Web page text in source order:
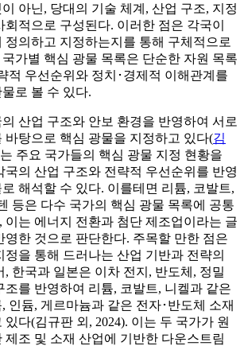
아닌, 당대의 기술 체계, 산업 구조, 지정
적으로 구성된다. 이러한 점은 각국이
정의하고 지정하는지를 통해 구체적으로
가별 핵심 광물 목록은 단순한 자원 목록
적 우선순위와 정치･경제적 이해관계를
로 볼 수 있다.
산업 구조와 안보 환경을 반영하여 서로
바탕으로 핵심 광물을 지정하고 있다(김
는 주요 국가들의 핵심 광물 지정 현황을
국의 산업 구조와 전략적 우선순위를 반영
해석할 수 있다. 이를테면 리튬, 코발트,
등은 다수 국가의 핵심 광물 목록에 공통
이는 에너지 전환과 첨단 제조업이라는 글
영한 것으로 판단한다. 주목할 만한 점은
정을 통해 드러나는 산업 기반과 전략의
, 한국과 일본은 이차 전지, 반도체, 정밀
조를 반영하여 리튬, 코발트, 니켈과 같은
인듐, 게르마늄과 같은 전자･반도체 소재
다(김규판 외, 2024). 이는 두 국가가 원
제조 및 소재 산업에 기반한 다운스트림